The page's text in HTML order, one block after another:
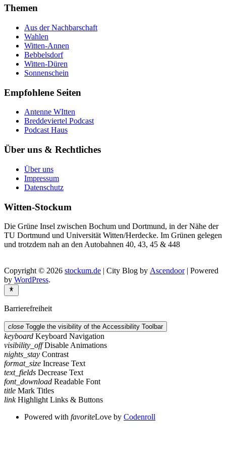
Themen
Aus der Nachbarschaft
Wahlen
Witten-Annen
Bebbelsdorf
Witten-Düren
Sonnenschein
Empfohlene Seiten
Antenne WItten
Breddeviertel Podcast
Podcast Haus
Über uns & Rechtliches
Über uns
Impressum
Datenschutz
Witten-Stockum
Die Grüne Insel zwischen Bochum und Dortmund, in der Nähe der
TU Dortmund und Universität Witten/Herdecke. Im Grünen gelegen
und trotzdem nah an den Autobahnen 40, 43, 45 & 448
Copyright © 2026 stockum.de | City Blog by Ascendoor| Powered
by WordPress.
Barrierefreiheit
close Toggle the visibility of the Accessibility Toolbar
keyboard Keyboard Navigation
visibility_off Disable Animations
nights_stay Contrast
format_size Increase Text
text_fields Decrease Text
font_download Readable Font
title Mark Titles
link Highlight Links & Buttons
Powered with favoriteLove by Codenroll